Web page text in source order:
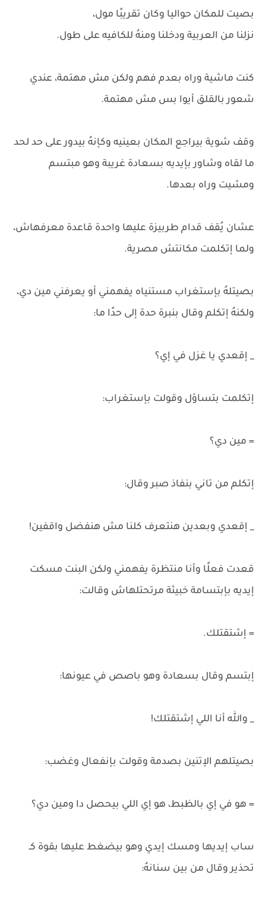
بصيت للمكان حواليا وكان تقريبًا مول،
نزلنا من العربية ودخلنا ومنهُ للكافيه على طول.
كنت ماشية وراه بعدم فهم ولكن مش مهتمة، عندي
شعور بالقلق أيوا بس مش مهتمة.
وقف شوية بيراجع المكان بعينيه وكإنهُ بيدور على حد لحد
ما لقاه وشاور بإيديه بسعادة غريبة وهو مبتسم
ومشيت وراه بعدها.
عشان يُقف قدام طربيزة عليها واحدة قاعدة معرفهاش،
ولما إتكلمت مكانتش مصرية.
بصيتلهُ بإستغراب مستنياه يفهمني أو يعرفني مين دي،
ولكنهُ إتكلم وقال بنبرة حدة إلى حدًا ما:
_ إقعدي يا غزل في إي؟
إتكلمت بتساؤل وقولت بإستغراب:
= مين دي؟
إتكلم من تاني بنفاذ صبر وقال:
_ إقعدي وبعدين هنتعرف كلنا مش هنفضل واقفين!
قعدت فعلًا وأنا منتظرة يفهمني ولكن البنت مسكت
إيديه بإبتسامة خبيثة مرتحتلهاش وقالت:
= إشتقتلك.
إبتسم وقال بسعادة وهو باصص في عيونها:
_ والله أنا اللي إشتقتلك!
بصيتلهم الإتنين بصدمة وقولت بإنفعال وغضب:
= هو في إي بالظبط، هو إي اللي بيحصل دا ومين دي؟
ساب إيديها ومسك إيدي وهو بيضغط عليها بقوة كـ
تحذير وقال من بين سنانهُ: